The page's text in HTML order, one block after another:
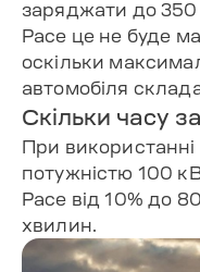
заряджати до
Pace це не буде
оскільки
автомобіля
Скільки часу
При
потужністю 100
Pace від 10% до
хвилин.